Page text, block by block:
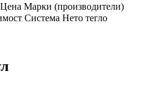
Цена Марки (производители)
Система Нето тегло